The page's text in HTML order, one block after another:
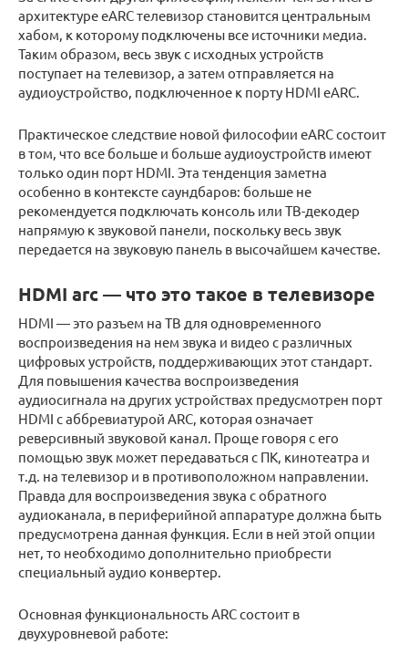
архитектуре eARC телевизор становится центральным
хабом, к которому подключены все источники медиа.
Таким образом, весь звук с исходных устройств
поступает на телевизор, а затем отправляется на
аудиоустройство, подключенное к порту HDMI eARC.
Практическое следствие новой философии eARC состоит
в том, что все больше и больше аудиоустройств имеют
только один порт HDMI. Эта тенденция заметна
особенно в контексте саундбаров: больше не
рекомендуется подключать консоль или ТВ-декодер
напрямую к звуковой панели, поскольку весь звук
передается на звуковую панель в высочайшем качестве.
HDMI arc — что это такое в телевизоре
HDMI — это разъем на ТВ для одновременного
воспроизведения на нем звука и видео с различных
цифровых устройств, поддерживающих этот стандарт.
Для повышения качества воспроизведения
аудиосигнала на других устройствах предусмотрен порт
HDMI с аббревиатурой ARC, которая означает
реверсивный звуковой канал. Проще говоря с его
помощью звук может передаваться с ПК, кинотеатра и
т.д. на телевизор и в противоположном направлении.
Правда для воспроизведения звука с обратного
аудиоканала, в периферийной аппаратуре должна быть
предусмотрена данная функция. Если в ней этой опции
нет, то необходимо дополнительно приобрести
специальный аудио конвертер.
Основная функциональность ARC состоит в
двухуровневой работе: